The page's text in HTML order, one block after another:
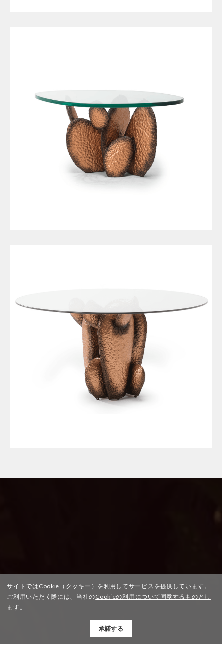
サイトではCookie（クッキー）を利用してサービスを提供しています。
ご利用いただく際には、当社のCookieの利用について同意するものとし
ます。
承諾する